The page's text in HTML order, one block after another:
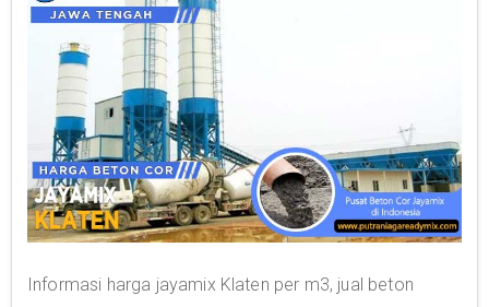
Informasi harga jayamix Klaten per m3, jual beton